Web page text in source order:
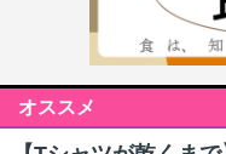
オススメ